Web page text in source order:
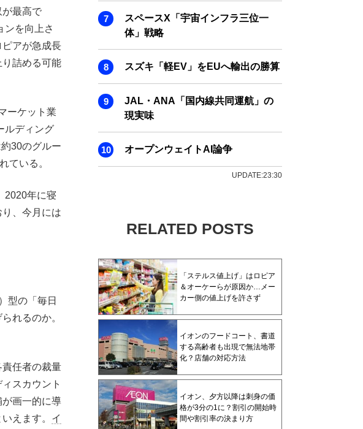
が最高で
ンを向上さ
アが急成長
詰める可能
ーケット業
ルディング
30のグルー
ている。
2020年に寝
、今月には
型の「毎日
れるのか。
責任者の裁量
スカウント
画一的に導
えます。 イ
スペースX「宇宙インフラ三位一
体」戦略
スズキ「軽EV」をEUへ輸出の勝算
JAL・ANA「国内線共同運航」の
現実味
オープンウェイトAI論争
UPDATE:23:30
RELATED POSTS
「ステルス値上げ」はロピア
＆オーケーらが原因か…メー
カー側の値上げを許さず
イオンのフードコート、書道
する高齢者も出現で無法地帯
化？店舗の対応方法
イオン、夕方以降は刺身の価
格が3分の1に？割引の開始時
間や割引率の決まり方